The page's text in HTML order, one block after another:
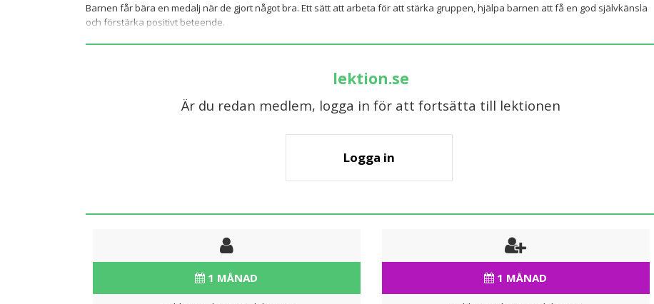
Barnen får bära en medalj när de gjort något bra. Ett sätt att arbeta för att stärka gruppen, hjälpa barnen att få en god självkänsla
och förstärka positivt beteende.
lektion.se
Är du redan medlem, logga in för att fortsätta till lektionen
Logga in
1 MÅNAD 1 MÅNAD